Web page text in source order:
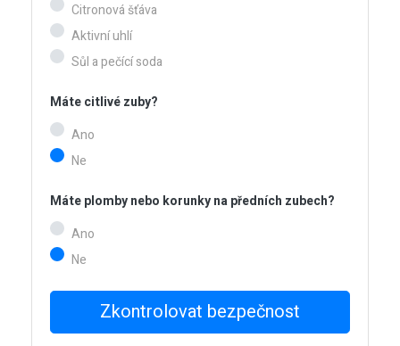
Citronová šťáva
Aktivní uhlí
Sůl a pečící soda
Máte citlivé zuby?
Ano
Ne
Máte plomby nebo korunky na předních zubech?
Ano
Ne
Zkontrolovat bezpečnost